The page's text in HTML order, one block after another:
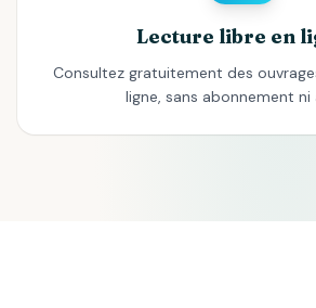
Lecture libre en
Consultez gratuitement des
ligne, sans abonnement ni